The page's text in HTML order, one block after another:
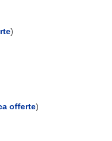
)
offerte)